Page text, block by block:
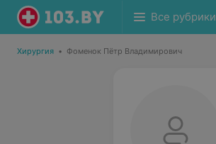
Все рубрики
Хирургия • Фоменок Пётр Владимирович